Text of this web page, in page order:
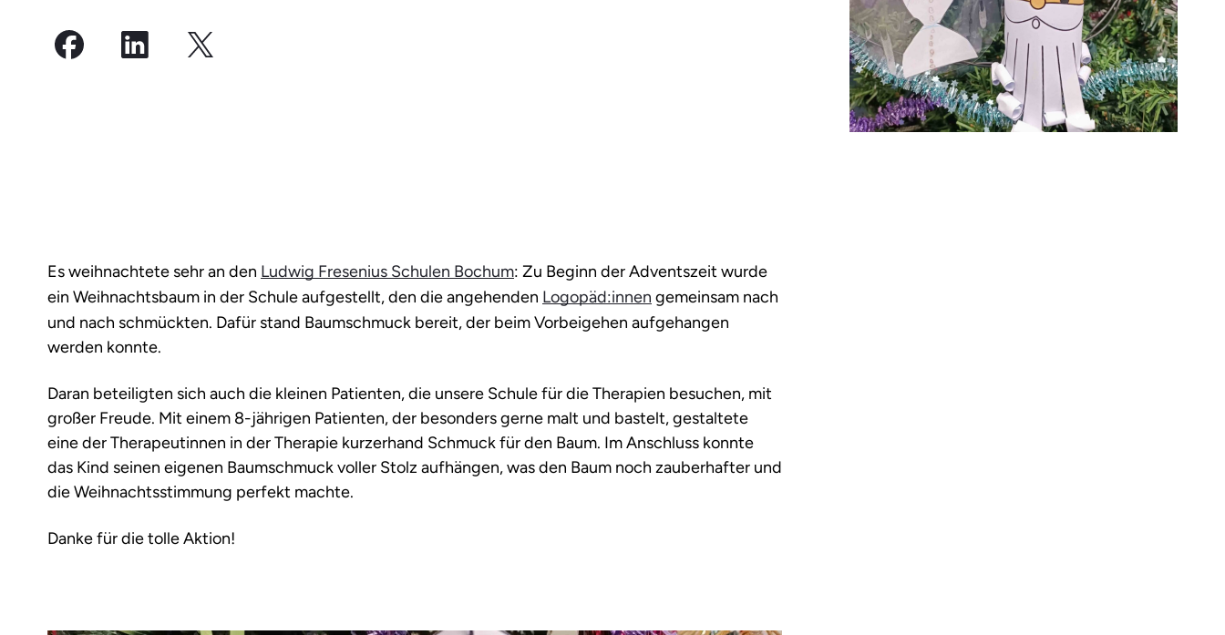
Es weihnachtete sehr an den Ludwig Fresenius Schulen Bochum: Zu Beginn der Adventszeit wurde
ein Weihnachtsbaum in der Schule aufgestellt, den die angehenden Logopäd:innen gemeinsam nach
und nach schmückten. Dafür stand Baumschmuck bereit, der beim Vorbeigehen aufgehangen
werden konnte.
Daran beteiligten sich auch die kleinen Patienten, die unsere Schule für die Therapien besuchen, mit
großer Freude. Mit einem 8-jährigen Patienten, der besonders gerne malt und bastelt, gestaltete
eine der Therapeutinnen in der Therapie kurzerhand Schmuck für den Baum. Im Anschluss konnte
das Kind seinen eigenen Baumschmuck voller Stolz aufhängen, was den Baum noch zauberhafter und
die Weihnachtsstimmung perfekt machte.
Danke für die tolle Aktion!